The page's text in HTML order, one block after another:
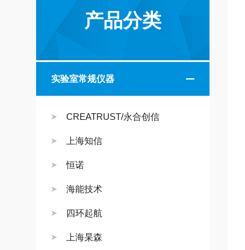
产品分类
实验室常规仪器
CREATRUST/永合创信
上海知信
恒诺
海能技术
四环起航
上海杲森